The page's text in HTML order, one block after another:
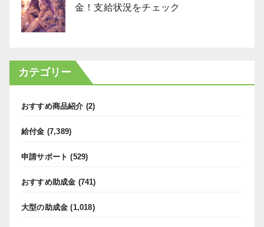
金！支給状況をチェック
カテゴリー
おすすめ商品紹介 (2)
給付金 (7,389)
申請サポート (529)
おすすめ助成金 (741)
大型の助成金 (1,018)